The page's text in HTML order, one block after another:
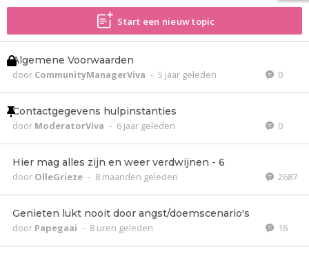
Start een nieuw topic
Algemene Voorwaarden
door CommunityManagerViva - 5 jaar geleden 0
Contactgegevens hulpinstanties
door ModeratorViva - 6 jaar geleden 0
Hier mag alles zijn en weer verdwijnen - 6
door OlleGrieze - 8 maanden geleden 2687
Genieten lukt nooit door angst/doemscenario's
door Papegaai - 8 uren geleden 16